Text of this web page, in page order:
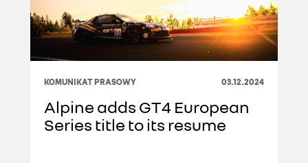
KOMUNIKAT PRASOWY 03.12.2024
Alpine adds GT4 European
Series title to its resume